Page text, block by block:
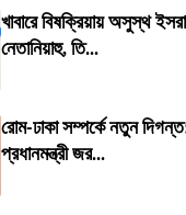
খাবারে বিষক্রিয়ায় অসুস্থ
নেতানিয়াহু, তি...
রোম-ঢাকা সম্পর্কে নতুন
প্রধানমন্ত্রী জর...